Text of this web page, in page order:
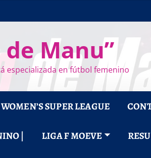
Manu”
especializada en fútbol femenino
SUPER LEAGUE
| LIGA F MOEVE